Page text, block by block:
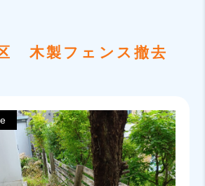
木製フェンス撤去